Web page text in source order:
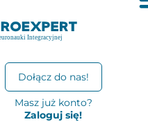
Dołącz do nas!
Masz już konto?
Zaloguj się!